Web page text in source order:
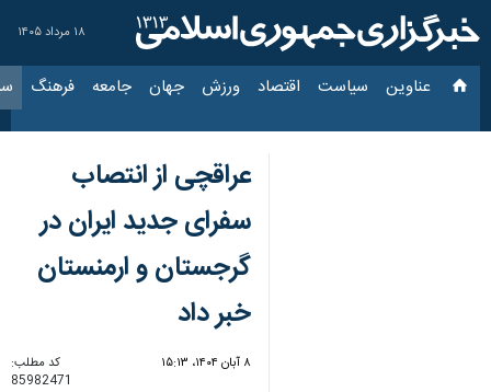
۱۸ مرداد ۱۴۰۵
عناوین‌ سیاست اقتصاد ورزش جهان جامعه فرهنگ
عراقچی از انتصاب
سفرای جدید ایران در
گرجستان و ارمنستان
خبر داد
۸ آبان ۱۴۰۴، ۱۵:۱۳
کد مطلب:
85982471